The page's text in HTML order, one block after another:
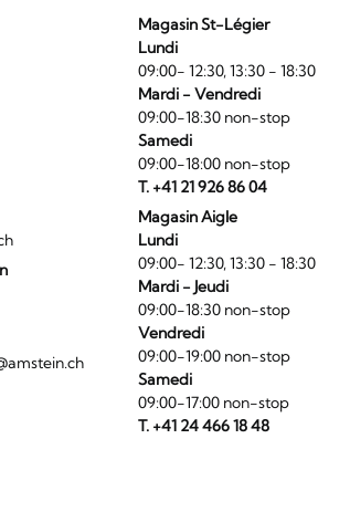
Magasin St-Légier
Lundi
09:00- 12:30, 13:30 - 18:30
Mardi - Vendredi
09:00-18:30 non-stop
Samedi
09:00-18:00 non-stop
T. +41 21 926 86 04
Magasin Aigle
Lundi
09:00- 12:30, 13:30 - 18:30
Mardi - Jeudi
09:00-18:30 non-stop
Vendredi
09:00-19:00 non-stop
Samedi
09:00-17:00 non-stop
T. +41 24 466 18 48